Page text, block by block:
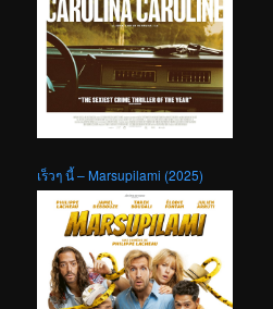
เร็วๆ นี้ – Marsupilami (2025)